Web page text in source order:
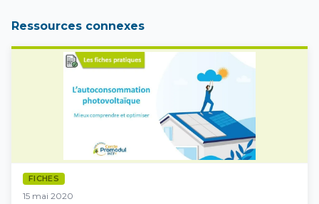
Ressources connexes
FICHES
15 mai 2020